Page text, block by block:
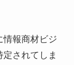
情報商材ビジ
されてしま